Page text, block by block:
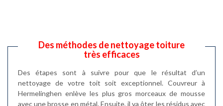
Des méthodes de nettoyage toiture
très efficaces
Des étapes sont à suivre pour que le résultat d’un
nettoyage de votre toit soit exceptionnel. Couvreur à
Hermelinghen enlève les plus gros morceaux de mousse
avec une brosse en métal. Ensuite, il va ôter les résidus avec